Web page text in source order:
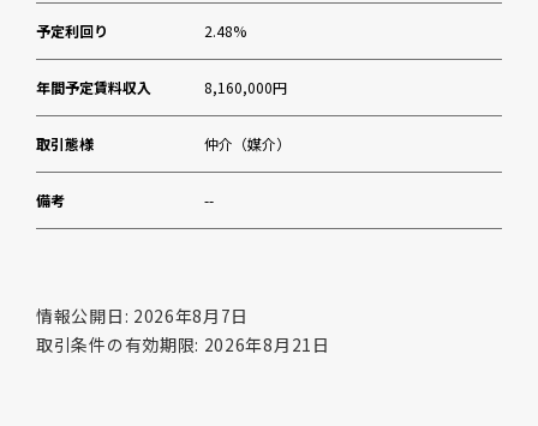
予定利回り 2.48%
年間予定賃料収入 8,160,000円
取引態様 仲介（媒介）
備考 --
情報公開日: 2026年8月7日
取引条件の有効期限: 2026年8月21日